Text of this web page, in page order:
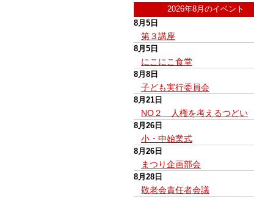
2026年8月のイベント
8月5日
第３講座
8月5日
にこにこ食堂
8月8日
子ども実行委員会
8月21日
NO２ 人権を考えるつどい
8月26日
小・中始業式
8月26日
まつり企画部会
8月28日
敬老会責任者会議